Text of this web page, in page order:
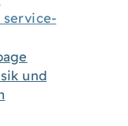
service-
und